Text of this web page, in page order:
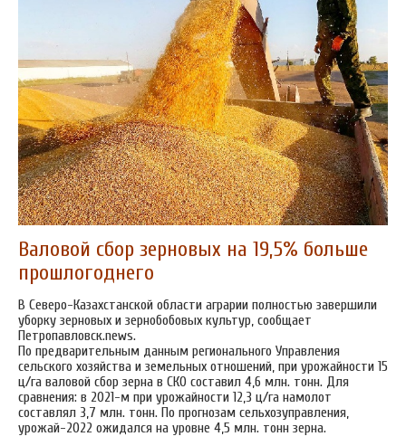
Валовой сбор зерновых на 19,5% больше
прошлогоднего
В Северо-Казахстанской области аграрии полностью завершили
уборку зерновых и зернобобовых культур, сообщает
Петропавловск.news.
По предварительным данным регионального Управления
сельского хозяйства и земельных отношений, при урожайности 15
ц/га валовой сбор зерна в СКО составил 4,6 млн. тонн. Для
сравнения: в 2021-м при урожайности 12,3 ц/га намолот
составлял 3,7 млн. тонн. По прогнозам сельхозуправления,
урожай-2022 ожидался на уровне 4,5 млн. тонн зерна.